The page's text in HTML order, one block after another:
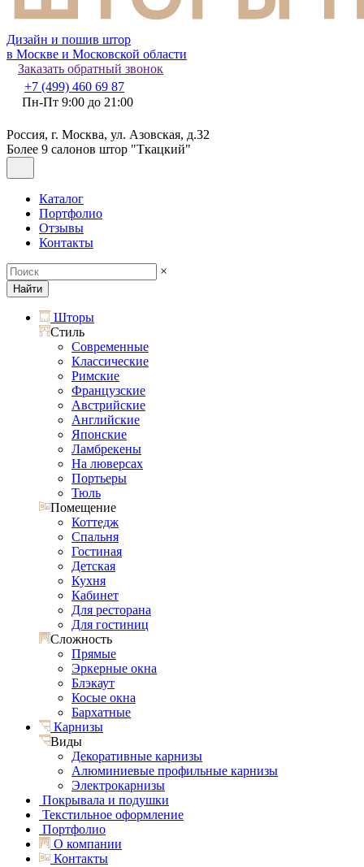
Дизайн и пошив штор
в Москве и Московской области
Заказать обратный звонок
+7 (499) 460 69 87
Пн-Пт 9:00 до 21:00
Россия, г. Москва, ул. Азовская, д.32
Более 9 салонов штор "Ткацкий"
Каталог
Портфолио
Отзывы
Контакты
×
Найти
Шторы
Стиль
Современные
Классические
Римские
Французские
Австрийские
Английские
Японские
Ламбрекены
На люверсах
Портьеры
Тюль
Помещение
Коттедж
Спальня
Гостиная
Детская
Кухня
Кабинет
Для ресторана
Для гостиниц
Сложность
Прямые
Эркерные окна
Блэкаут
Косые окна
Бархатные
Карнизы
Виды
Декоративные карнизы
Алюминиевые профильные карнизы
Электрокарнизы
Покрывала и подушки
Текстильное оформление
Портфолио
О компании
Контакты